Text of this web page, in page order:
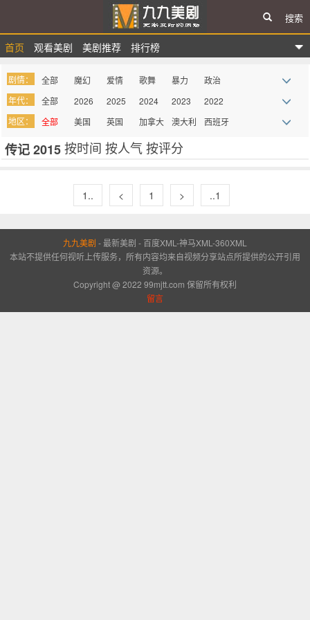
九九美剧
首页 观看美剧 美剧推荐 排行榜
搜索
剧情： 全部 魔幻 爱情 歌舞 暴力 政治
战争 惊悚 悬疑 律政 家庭 真人秀
科幻 青春 都市 迷你剧 谍战 记录
西部 血腥 罪案 综艺 奇幻
动作 剧情 冒险 传记 丧尸
情景喜
年代： 全部 2026 2025 2024 2023 2022
2021 2020 2019 2018 2017 2016
2015 2014 2013 2012 2011
地区： 全部 美国 英国 加拿大
澳大利
西班牙
法国 德国 巴西 意大利 墨西哥
传记 2015按时间 按人气 按评分
1.. < 1 > ..1
九九美剧 -最新美剧 - 百度XML -神马XML -360XML
本站不提供任何视听上传服务，所有内容均来自视频分享站点所提供的公开引用
资源。
Copyright @ 2022 99mjtt.com 保留所有权利
留言